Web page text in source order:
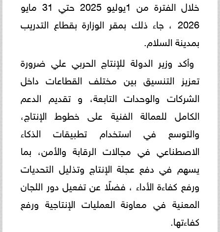
خلال الفترة من 1يوليو 2025 حتي 31 مايو
2026 ، جاء ذلك بمقر الوزارة بقطاع التدريب
بمدينة السلام.
وأكد وزير الدولة للإنتاج الحربي علي ضرورة
تعزيز التنسيق بين مختلف القطاعات داخل
الشركات والوحدات التابعة، و تقديم الدعم
الكامل للعمالة الفنية على خطوط الإنتاج،
والتوسع في استخدام تطبيقات الذكاء
الاصطناعي في مجالات الرقابة والأمن، بما
يسهم في دفع عجلة الإنتاج وتذليل التحديات
ورفع كفاءة الأداء ، فضلًا عن تفعيل دور اللجان
المعنية في معاونة العمليات الإنتاجية ورفع
كفاءتها.